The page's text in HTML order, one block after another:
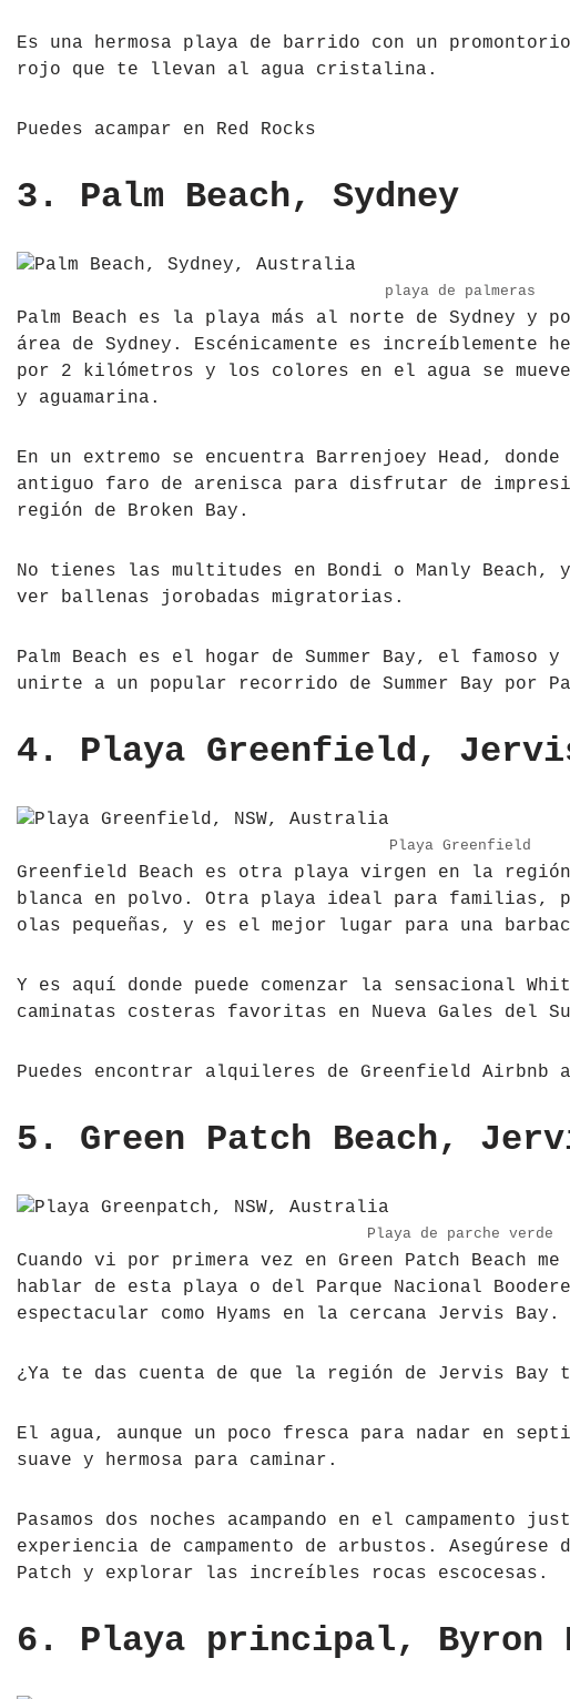
Es una hermosa playa de barrido con un
rojo que te llevan al agua cristalina.
Puedes acampar en Red Rocks
3. Palm Beach, Sydney
playa de palmeras
Palm Beach es la playa más al norte de Sydney y
área de Sydney. Escénicamente es increíblemente
por 2 kilómetros y los colores en el agua se
y aguamarina.
En un extremo se encuentra Barrenjoey Head,
antiguo faro de arenisca para disfrutar de
región de Broken Bay.
No tienes las multitudes en Bondi o Manly
ver ballenas jorobadas migratorias.
Palm Beach es el hogar de Summer Bay, el famoso
unirte a un popular recorrido de Summer Bay por
4. Playa Greenfield,
Playa Greenfield
Greenfield Beach es otra playa virgen en la región
blanca en polvo. Otra playa ideal para familias,
olas pequeñas, y es el mejor lugar para una
Y es aquí donde puede comenzar la sensacional
caminatas costeras favoritas en Nueva Gales del
Puedes encontrar alquileres de Greenfield Airbnb
5. Green Patch Beach,
Playa de parche verde
Cuando vi por primera vez en Green Patch Beach
hablar de esta playa o del Parque Nacional
espectacular como Hyams en la cercana Jervis Bay.
¿Ya te das cuenta de que la región de Jervis Bay
El agua, aunque un poco fresca para nadar en
suave y hermosa para caminar.
Pasamos dos noches acampando en el
experiencia de campamento de arbustos.
Patch y explorar las increíbles rocas escocesas.
6. Playa principal, Byron